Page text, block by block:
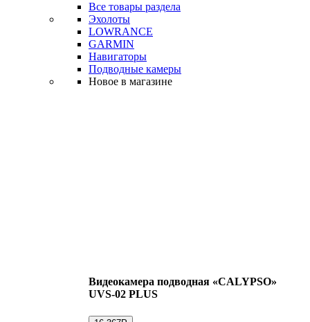
Все товары раздела
Эхолоты
LOWRANCE
GARMIN
Навигаторы
Подводные камеры
Новое в магазине
Видеокамера подводная «CALYPSO»
UVS-02 PLUS